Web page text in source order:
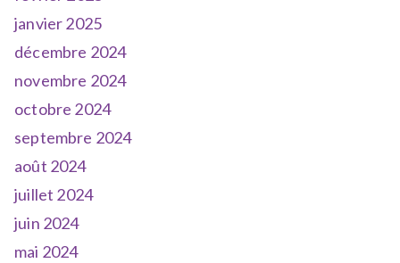
janvier 2025
décembre 2024
novembre 2024
octobre 2024
septembre 2024
août 2024
juillet 2024
juin 2024
mai 2024